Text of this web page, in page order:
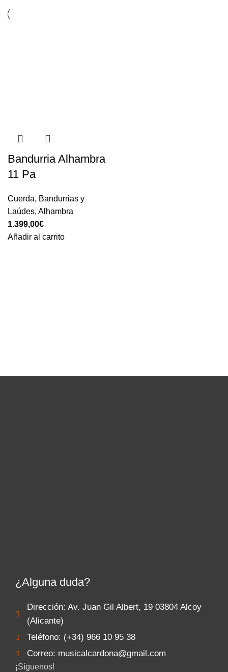
Bandurria Alhambra
11 Pa
Cuerda, Bandurrias y
Laúdes,Alhambra
1.399,00€
Añadir al carrito
¿Alguna duda?
Dirección: Av. Juan Gil Albert, 19 03804 Alcoy
(Alicante)
Teléfono: (+34) 966 10 95 38
Correo: musicalcardona@gmail.com
¡Síguenos!